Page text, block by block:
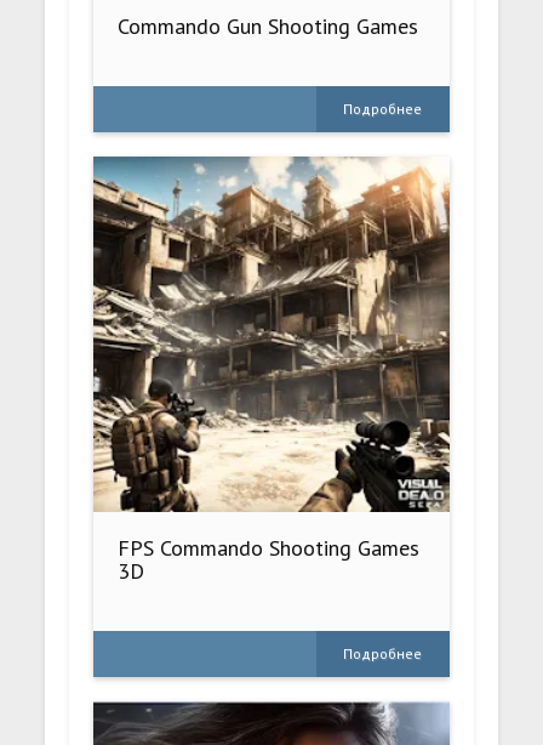
Commando Gun Shooting Games
Подробнее
FPS Commando Shooting Games
3D
Подробнее